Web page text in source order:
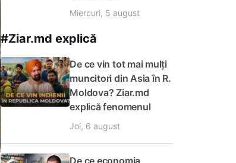
Miercuri, 5 august
#Ziar.md explică
De ce vin tot mai mulți
muncitori din Asia în R.
Moldova? Ziar.md
explică fenomenul
Joi, 6 august
De ce economia